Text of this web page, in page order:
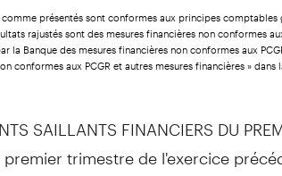
présentés sont conformes aux principes comptables
rajustés sont des mesures financières non conformes
la Banque des mesures financières non conformes aux
conformes aux PCGR et autres mesures financières »
SAILLANTS FINANCIERS DU
trimestre de l'exercice